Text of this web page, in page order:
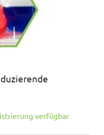
verfügbar